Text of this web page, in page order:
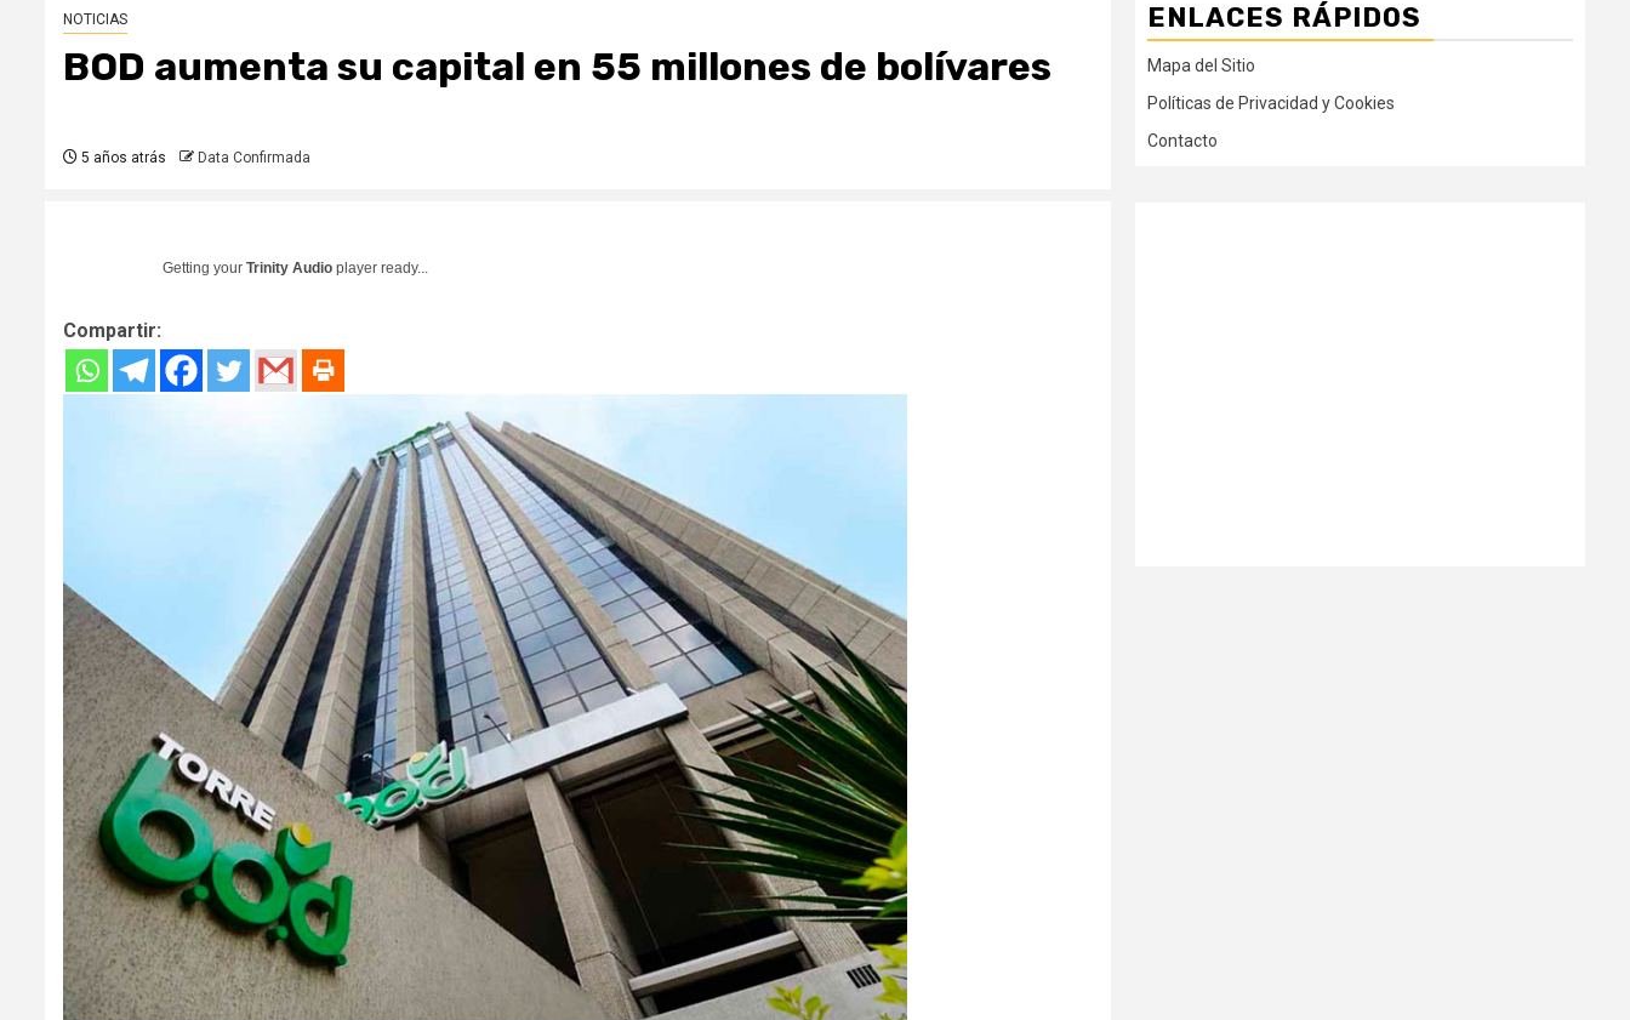
NOTICIAS
BOD aumenta su capital en 55 millones de bolívares
5 años atrás Data Confirmada
Getting your Trinity Audio player ready...
Compartir:
ENLACES RÁPIDOS
Mapa del Sitio
Políticas de Privacidad y Cookies
Contacto